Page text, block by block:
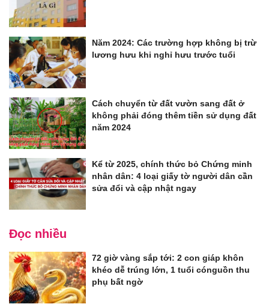
Năm 2024: Các trường hợp không bị trừ
lương hưu khi nghỉ hưu trước tuổi
Cách chuyển từ đất vườn sang đất ở
không phải đóng thêm tiền sử dụng đất
năm 2024
Kể từ 2025, chính thức bỏ Chứng minh
nhân dân: 4 loại giấy tờ người dân cần
sửa đổi và cập nhật ngay
Đọc nhiều
72 giờ vàng sắp tới: 2 con giáp khôn
khéo dễ trúng lớn, 1 tuổi cónguồn thu
phụ bất ngờ